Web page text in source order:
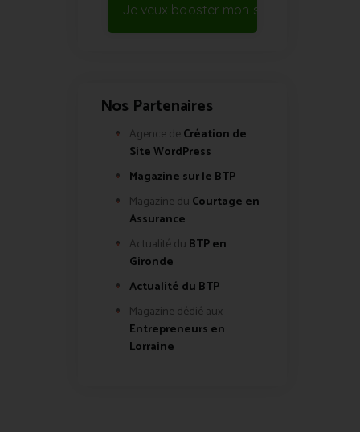
Je veux booster mon site !
Nos Partenaires
Agence de Création de
Site WordPress
Magazine sur le BTP
Magazine du Courtage en
Assurance
Actualité du BTP en
Gironde
Actualité du BTP
Magazine dédié aux
Entrepreneurs en
Lorraine